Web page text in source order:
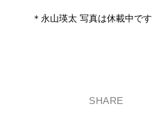
＊永山瑛太 写真は休載中です
SHARE